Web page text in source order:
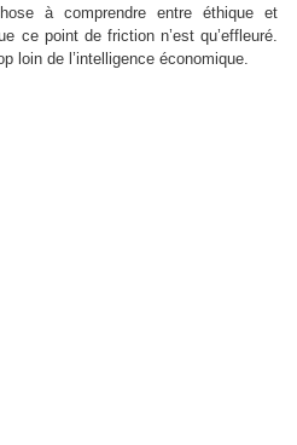
à comprendre entre éthique et
ce point de friction n’est qu’effleuré.
loin de l’intelligence économique.